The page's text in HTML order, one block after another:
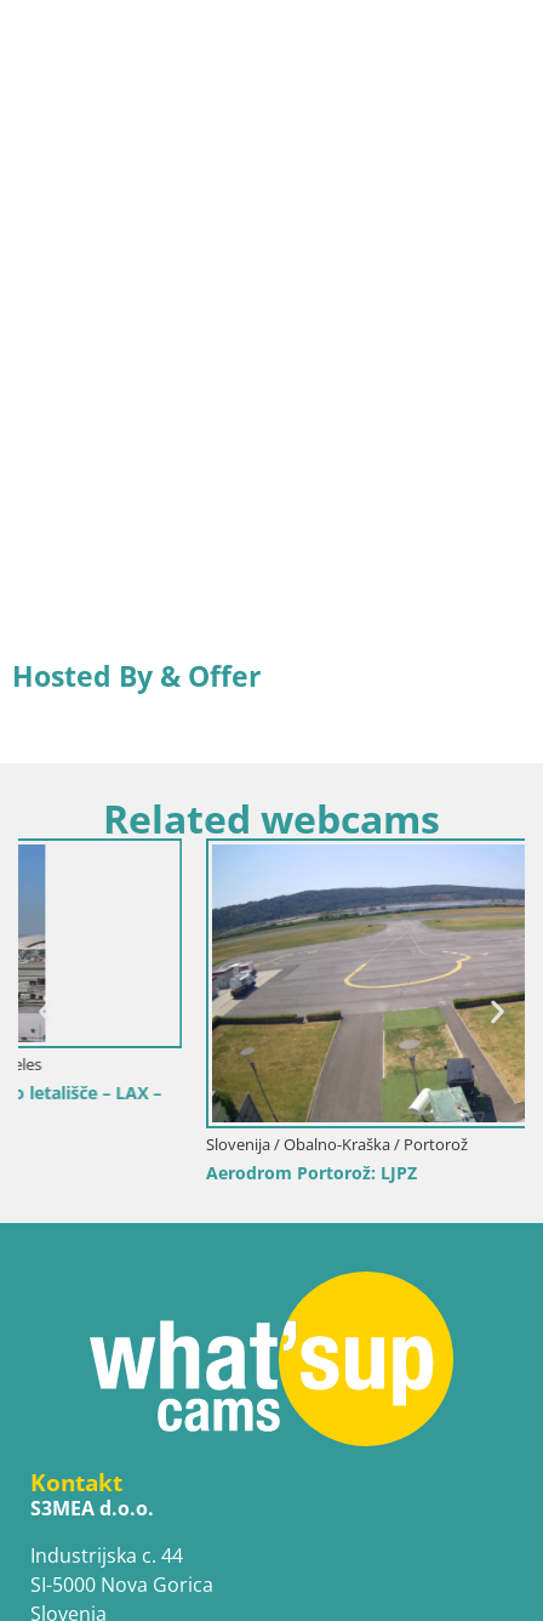
Hosted By & Offer
Related webcams
Slovenija / Obalno-Kraška / Portorož
Aerodrom Portorož: LJPZ
Kontakt
S3MEA d.o.o.
Industrijska c. 44
SI-5000 Nova Gorica
Slovenia